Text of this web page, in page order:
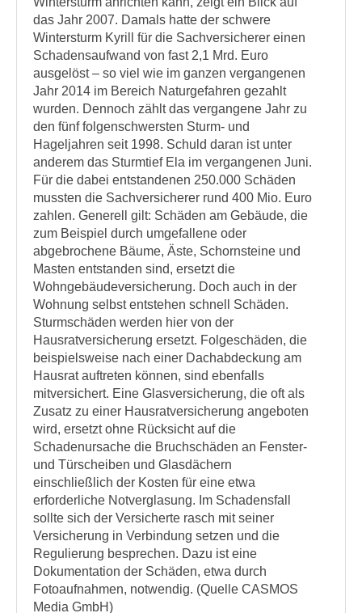
das Jahr 2007. Damals hatte der schwere
Wintersturm Kyrill für die Sachversicherer einen
Schadensaufwand von fast 2,1 Mrd. Euro
ausgelöst – so viel wie im ganzen vergangenen
Jahr 2014 im Bereich Naturgefahren gezahlt
wurden. Dennoch zählt das vergangene Jahr zu
den fünf folgenschwersten Sturm- und
Hageljahren seit 1998. Schuld daran ist unter
anderem das Sturmtief Ela im vergangenen Juni.
Für die dabei entstandenen 250.000 Schäden
mussten die Sachversicherer rund 400 Mio. Euro
zahlen. Generell gilt: Schäden am Gebäude, die
zum Beispiel durch umgefallene oder
abgebrochene Bäume, Äste, Schornsteine und
Masten entstanden sind, ersetzt die
Wohngebäudeversicherung. Doch auch in der
Wohnung selbst entstehen schnell Schäden.
Sturmschäden werden hier von der
Hausratversicherung ersetzt. Folgeschäden, die
beispielsweise nach einer Dachabdeckung am
Hausrat auftreten können, sind ebenfalls
mitversichert. Eine Glasversicherung, die oft als
Zusatz zu einer Hausratversicherung angeboten
wird, ersetzt ohne Rücksicht auf die
Schadenursache die Bruchschäden an Fenster-
und Türscheiben und Glasdächern
einschließlich der Kosten für eine etwa
erforderliche Notverglasung. Im Schadensfall
sollte sich der Versicherte rasch mit seiner
Versicherung in Verbindung setzen und die
Regulierung besprechen. Dazu ist eine
Dokumentation der Schäden, etwa durch
Fotoaufnahmen, notwendig. (Quelle CASMOS
Media GmbH)